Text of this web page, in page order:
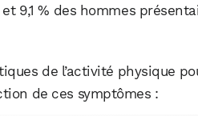
9,1 % des hommes
de l’activité physique
de ces symptômes :